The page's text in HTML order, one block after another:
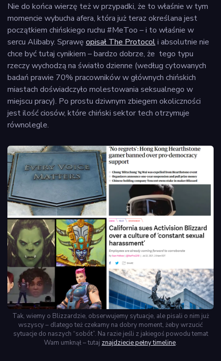
Nie do końca wierzę też w przypadki, że to właśnie w tym
momencie wybucha afera, która już teraz określana jest
początkiem chińskiego ruchu #MeToo – i to właśnie w
sercu Alibaby. Sprawę opisał The Protocoli absolutnie nie
chce być tutaj cynikiem – bardzo dobrze, że tego typu
rzeczy wychodzą na światło dzienne (według cytowanych
badań prawie 70% pracowników w głównych chińskich
miastach doświadczyło molestowania seksualnego w
miejscu pracy). Po prostu dziwnym zbiegem okoliczności
jest ilość ciosów, które chiński sektor tech otrzymuje
równolegle.
Tak, wiemy o Blizzardzie, obserwujemy sytuacje, ale pisali o nim już
wszyscy – dlatego też czekamy na dobry moment, żeby wrzucić
sytuacje do naszych “sobót”. Na razie jeśli z jakiegoś powodu temat
Wam umknął – tutaj znajdziecie pełny timeline.